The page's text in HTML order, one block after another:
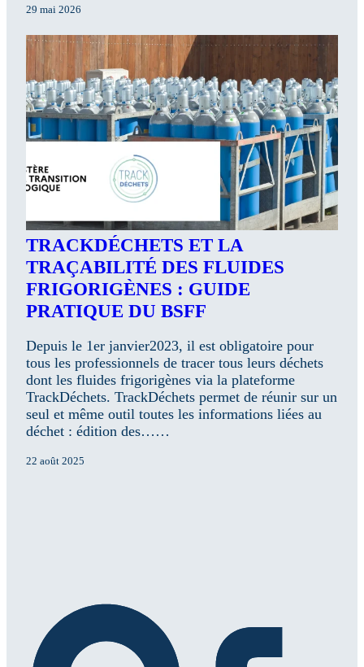
29 mai 2026
TRACKDÉCHETS ET LA
TRAÇABILITÉ DES FLUIDES
FRIGORIGÈNES : GUIDE
PRATIQUE DU BSFF
Depuis le 1er janvier2023, il est obligatoire pour
tous les professionnels de tracer tous leurs déchets
dont les fluides frigorigènes via la plateforme
TrackDéchets. TrackDéchets permet de réunir sur un
seul et même outil toutes les informations liées au
déchet : édition des……
22 août 2025